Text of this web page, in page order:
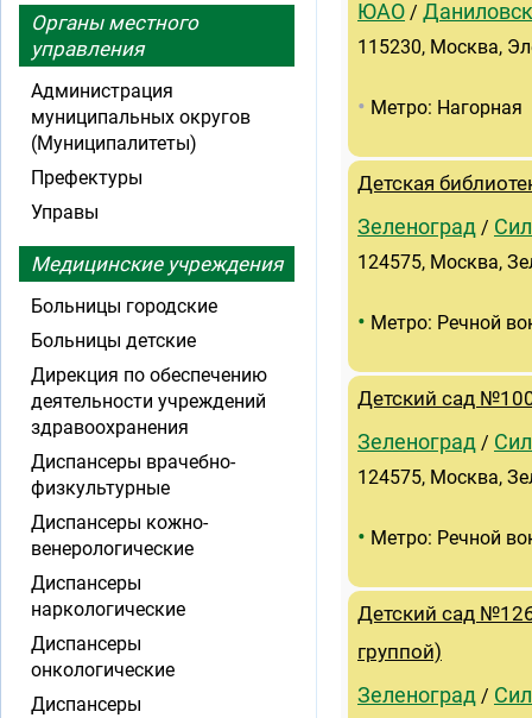
ЮАО /
115230, Москва,
• Метро: Нагорная
Детская
Зеленоград /
124575, Москва,
• Метро: Речной
Детский сад
Зеленоград /
124575, Москва,
• Метро: Речной
Детский сад
группой)
Зеленоград /
Органы местного
управления
Администрация
муниципальных округов
(Муниципалитеты)
Префектуры
Управы
Медицинские учреждения
Больницы городские
Больницы детские
Дирекция по обеспечению
деятельности учреждений
здравоохранения
Диспансеры врачебно-
физкультурные
Диспансеры кожно-
венерологические
Диспансеры
наркологические
Диспансеры
онкологические
Диспансеры